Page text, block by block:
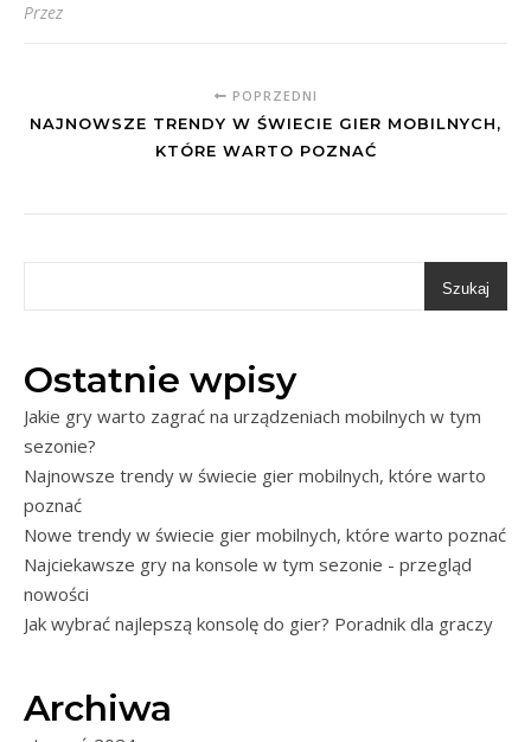
Przez
POPRZEDNI
NAJNOWSZE TRENDY W ŚWIECIE GIER MOBILNYCH,
KTÓRE WARTO POZNAĆ
Szukaj
Ostatnie wpisy
Jakie gry warto zagrać na urządzeniach mobilnych w tym
sezonie?
Najnowsze trendy w świecie gier mobilnych, które warto
poznać
Nowe trendy w świecie gier mobilnych, które warto poznać
Najciekawsze gry na konsole w tym sezonie - przegląd
nowości
Jak wybrać najlepszą konsolę do gier? Poradnik dla graczy
Archiwa